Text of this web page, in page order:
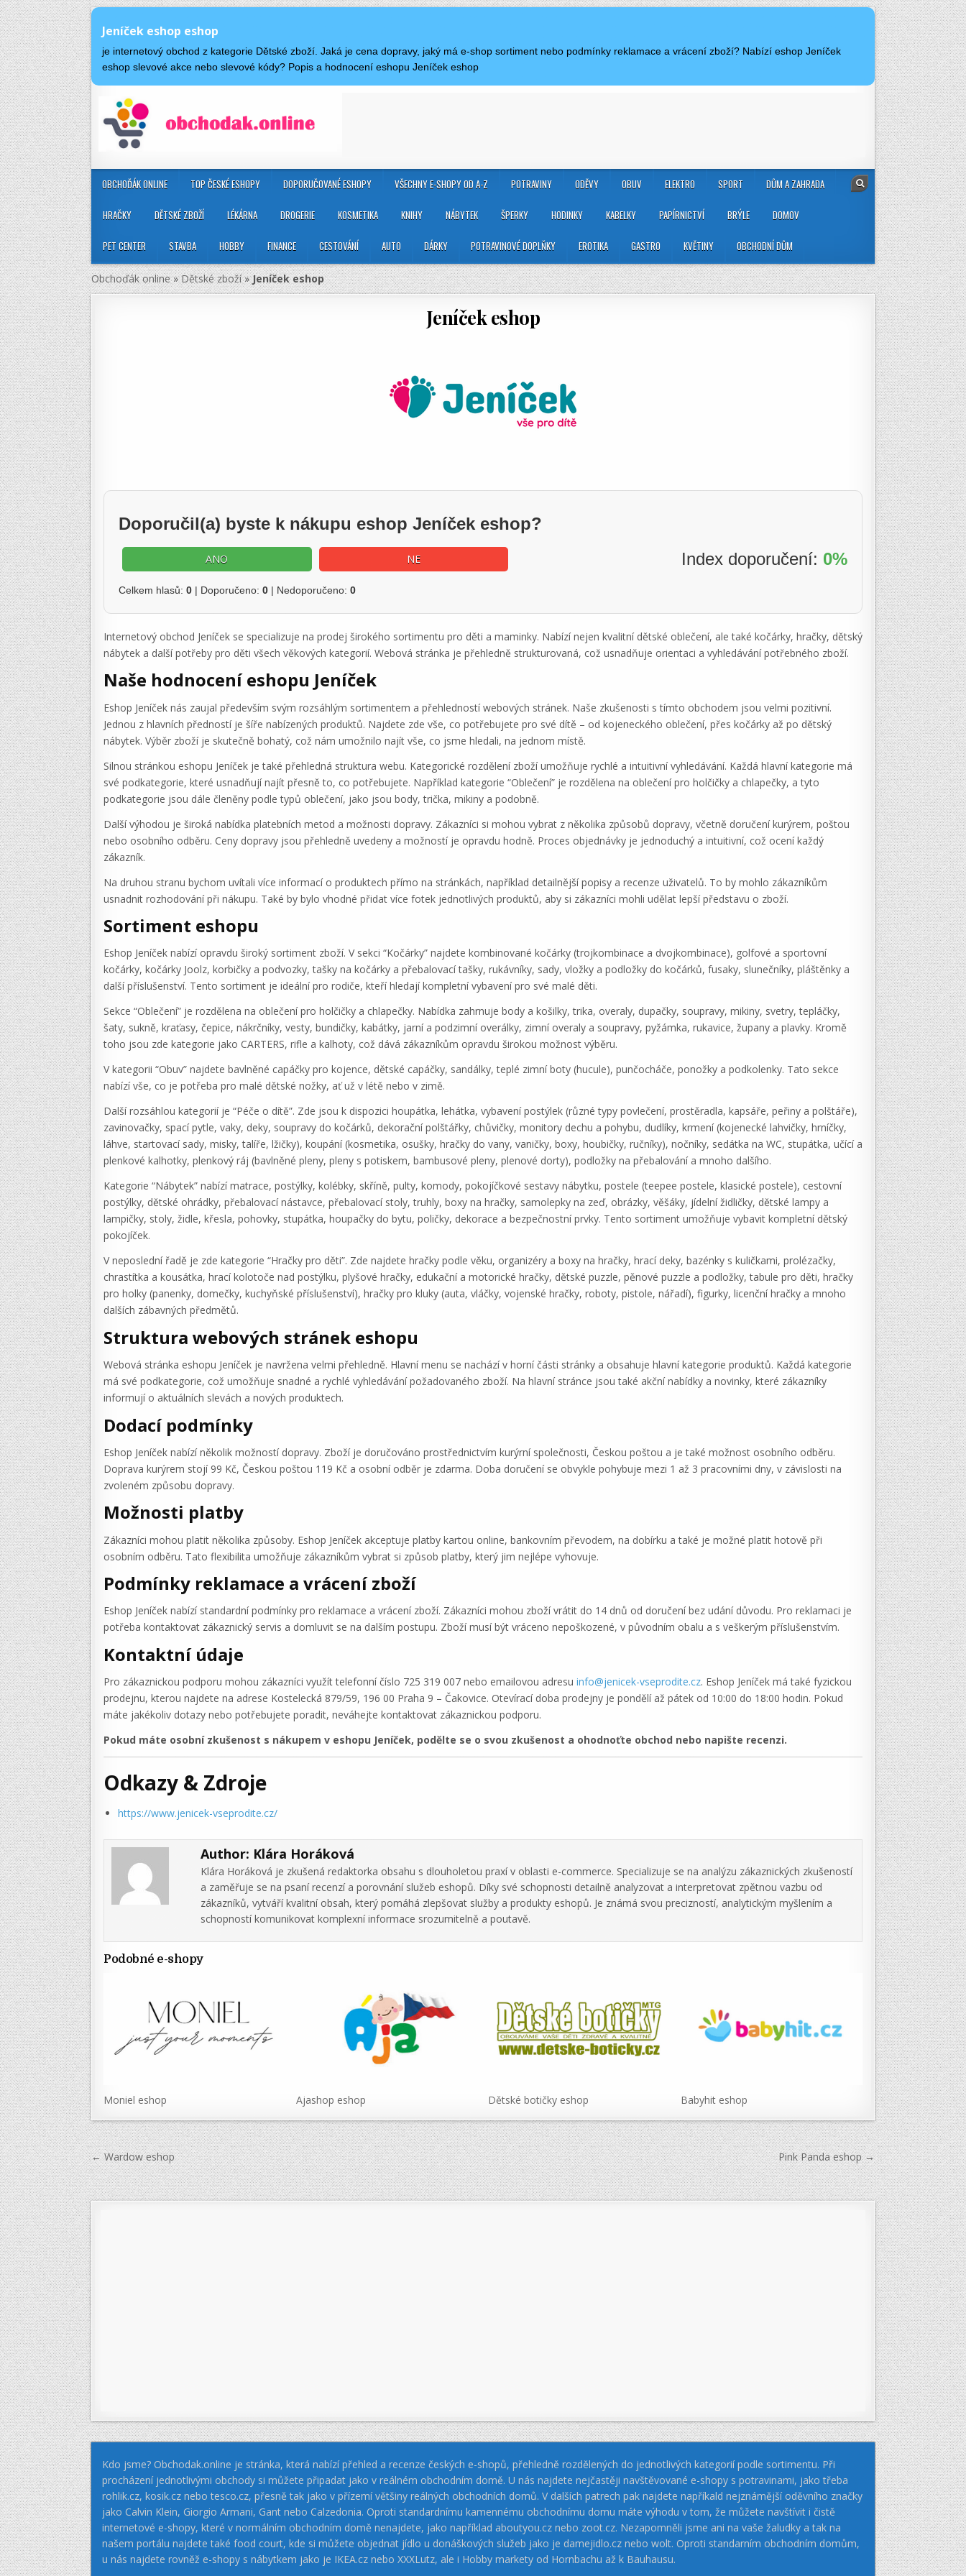
Jeníček eshop eshop
je internetový obchod z kategorie Dětské zboží. Jaká je cena dopravy, jaký má e-shop sortiment nebo podmínky reklamace a vrácení zboží? Nabízí eshop Jeníček
eshop slevové akce nebo slevové kódy? Popis a hodnocení eshopu Jeníček eshop
OBCHOĎÁK ONLINE TOP ČESKÉ ESHOPY DOPORUČOVANÉ ESHOPY VŠECHNY E-SHOPY OD A-Z POTRAVINY ODĚVY OBUV ELEKTRO SPORT DŮM A ZAHRADA
HRAČKY DĚTSKÉ ZBOŽÍ LÉKÁRNA DROGERIE KOSMETIKA KNIHY NÁBYTEK ŠPERKY HODINKY KABELKY PAPÍRNICTVÍ BRÝLE DOMOV
PET CENTER STAVBA HOBBY FINANCE CESTOVÁNÍ AUTO DÁRKY POTRAVINOVÉ DOPLŇKY EROTIKA GASTRO KVĚTINY OBCHODNÍ DŮM
Obchoďák online»Dětské zboží»Jeníček eshop
Jeníček eshop
Doporučil(a) byste k nákupu eshop Jeníček eshop?
ANO NE Index doporučení: 0%
Celkem hlasů: 0 | Doporučeno: 0 | Nedoporučeno: 0
Internetový obchod Jeníček se specializuje na prodej širokého sortimentu pro děti a maminky. Nabízí nejen kvalitní dětské oblečení, ale také kočárky, hračky, dětský
nábytek a další potřeby pro děti všech věkových kategorií. Webová stránka je přehledně strukturovaná, což usnadňuje orientaci a vyhledávání potřebného zboží.
Naše hodnocení eshopu Jeníček
Eshop Jeníček nás zaujal především svým rozsáhlým sortimentem a přehledností webových stránek. Naše zkušenosti s tímto obchodem jsou velmi pozitivní.
Jednou z hlavních předností je šíře nabízených produktů. Najdete zde vše, co potřebujete pro své dítě – od kojeneckého oblečení, přes kočárky až po dětský
nábytek. Výběr zboží je skutečně bohatý, což nám umožnilo najít vše, co jsme hledali, na jednom místě.
Silnou stránkou eshopu Jeníček je také přehledná struktura webu. Kategorické rozdělení zboží umožňuje rychlé a intuitivní vyhledávání. Každá hlavní kategorie má
své podkategorie, které usnadňují najít přesně to, co potřebujete. Například kategorie “Oblečení” je rozdělena na oblečení pro holčičky a chlapečky, a tyto
podkategorie jsou dále členěny podle typů oblečení, jako jsou body, trička, mikiny a podobně.
Další výhodou je široká nabídka platebních metod a možnosti dopravy. Zákazníci si mohou vybrat z několika způsobů dopravy, včetně doručení kurýrem, poštou
nebo osobního odběru. Ceny dopravy jsou přehledně uvedeny a možností je opravdu hodně. Proces objednávky je jednoduchý a intuitivní, což ocení každý
zákazník.
Na druhou stranu bychom uvítali více informací o produktech přímo na stránkách, například detailnější popisy a recenze uživatelů. To by mohlo zákazníkům
usnadnit rozhodování při nákupu. Také by bylo vhodné přidat více fotek jednotlivých produktů, aby si zákazníci mohli udělat lepší představu o zboží.
Sortiment eshopu
Eshop Jeníček nabízí opravdu široký sortiment zboží. V sekci “Kočárky” najdete kombinované kočárky (trojkombinace a dvojkombinace), golfové a sportovní
kočárky, kočárky Joolz, korbičky a podvozky, tašky na kočárky a přebalovací tašky, rukávníky, sady, vložky a podložky do kočárků, fusaky, slunečníky, pláštěnky a
další příslušenství. Tento sortiment je ideální pro rodiče, kteří hledají kompletní vybavení pro své malé děti.
Sekce “Oblečení” je rozdělena na oblečení pro holčičky a chlapečky. Nabídka zahrnuje body a košilky, trika, overaly, dupačky, soupravy, mikiny, svetry, tepláčky,
šaty, sukně, kraťasy, čepice, nákrčníky, vesty, bundičky, kabátky, jarní a podzimní overálky, zimní overaly a soupravy, pyžámka, rukavice, župany a plavky. Kromě
toho jsou zde kategorie jako CARTERS, rifle a kalhoty, což dává zákazníkům opravdu širokou možnost výběru.
V kategorii “Obuv” najdete bavlněné capáčky pro kojence, dětské capáčky, sandálky, teplé zimní boty (hucule), punčocháče, ponožky a podkolenky. Tato sekce
nabízí vše, co je potřeba pro malé dětské nožky, ať už v létě nebo v zimě.
Další rozsáhlou kategorií je “Péče o dítě”. Zde jsou k dispozici houpátka, lehátka, vybavení postýlek (různé typy povlečení, prostěradla, kapsáře, peřiny a polštáře),
zavinovačky, spací pytle, vaky, deky, soupravy do kočárků, dekorační polštářky, chůvičky, monitory dechu a pohybu, dudlíky, krmení (kojenecké lahvičky, hrníčky,
láhve, startovací sady, misky, talíře, lžičky), koupání (kosmetika, osušky, hračky do vany, vaničky, boxy, houbičky, ručníky), nočníky, sedátka na WC, stupátka, učící a
plenkové kalhotky, plenkový ráj (bavlněné pleny, pleny s potiskem, bambusové pleny, plenové dorty), podložky na přebalování a mnoho dalšího.
Kategorie “Nábytek” nabízí matrace, postýlky, kolébky, skříně, pulty, komody, pokojíčkové sestavy nábytku, postele (teepee postele, klasické postele), cestovní
postýlky, dětské ohrádky, přebalovací nástavce, přebalovací stoly, truhly, boxy na hračky, samolepky na zeď, obrázky, věšáky, jídelní židličky, dětské lampy a
lampičky, stoly, židle, křesla, pohovky, stupátka, houpačky do bytu, poličky, dekorace a bezpečnostní prvky. Tento sortiment umožňuje vybavit kompletní dětský
pokojíček.
V neposlední řadě je zde kategorie “Hračky pro děti”. Zde najdete hračky podle věku, organizéry a boxy na hračky, hrací deky, bazénky s kuličkami, prolézačky,
chrastítka a kousátka, hrací kolotoče nad postýlku, plyšové hračky, edukační a motorické hračky, dětské puzzle, pěnové puzzle a podložky, tabule pro děti, hračky
pro holky (panenky, domečky, kuchyňské příslušenství), hračky pro kluky (auta, vláčky, vojenské hračky, roboty, pistole, nářadí), figurky, licenční hračky a mnoho
dalších zábavných předmětů.
Struktura webových stránek eshopu
Webová stránka eshopu Jeníček je navržena velmi přehledně. Hlavní menu se nachází v horní části stránky a obsahuje hlavní kategorie produktů. Každá kategorie
má své podkategorie, což umožňuje snadné a rychlé vyhledávání požadovaného zboží. Na hlavní stránce jsou také akční nabídky a novinky, které zákazníky
informují o aktuálních slevách a nových produktech.
Dodací podmínky
Eshop Jeníček nabízí několik možností dopravy. Zboží je doručováno prostřednictvím kurýrní společnosti, Českou poštou a je také možnost osobního odběru.
Doprava kurýrem stojí 99 Kč, Českou poštou 119 Kč a osobní odběr je zdarma. Doba doručení se obvykle pohybuje mezi 1 až 3 pracovními dny, v závislosti na
zvoleném způsobu dopravy.
Možnosti platby
Zákazníci mohou platit několika způsoby. Eshop Jeníček akceptuje platby kartou online, bankovním převodem, na dobírku a také je možné platit hotově při
osobním odběru. Tato flexibilita umožňuje zákazníkům vybrat si způsob platby, který jim nejlépe vyhovuje.
Podmínky reklamace a vrácení zboží
Eshop Jeníček nabízí standardní podmínky pro reklamace a vrácení zboží. Zákazníci mohou zboží vrátit do 14 dnů od doručení bez udání důvodu. Pro reklamaci je
potřeba kontaktovat zákaznický servis a domluvit se na dalším postupu. Zboží musí být vráceno nepoškozené, v původním obalu a s veškerým příslušenstvím.
Kontaktní údaje
Pro zákaznickou podporu mohou zákazníci využít telefonní číslo 725 319 007 nebo emailovou adresu info@jenicek-vseprodite.cz. Eshop Jeníček má také fyzickou
prodejnu, kterou najdete na adrese Kostelecká 879/59, 196 00 Praha 9 – Čakovice. Otevírací doba prodejny je pondělí až pátek od 10:00 do 18:00 hodin. Pokud
máte jakékoliv dotazy nebo potřebujete poradit, neváhejte kontaktovat zákaznickou podporu.
Pokud máte osobní zkušenost s nákupem v eshopu Jeníček, podělte se o svou zkušenost a ohodnoťte obchod nebo napište recenzi.
Odkazy & Zdroje
https://www.jenicek-vseprodite.cz/
Author: Klára Horáková
Klára Horáková je zkušená redaktorka obsahu s dlouholetou praxí v oblasti e-commerce. Specializuje se na analýzu zákaznických zkušeností
a zaměřuje se na psaní recenzí a porovnání služeb eshopů. Díky své schopnosti detailně analyzovat a interpretovat zpětnou vazbu od
zákazníků, vytváří kvalitní obsah, který pomáhá zlepšovat služby a produkty eshopů. Je známá svou precizností, analytickým myšlením a
schopností komunikovat komplexní informace srozumitelně a poutavě.
Podobné e-shopy
Moniel eshop Ajashop eshop Dětské botičky eshop Babyhit eshop
Navigace
pro
příspěvek
← Wardow eshop Pink Panda eshop →
Kdo jsme? Obchodak.online je stránka, která nabízí přehled a recenze českých e-shopů, přehledně rozdělených do jednotlivých kategorií podle sortimentu. Při
procházení jednotlivými obchody si můžete připadat jako v reálném obchodním domě. U nás najdete nejčastěji navštěvované e-shopy s potravinami, jako třeba
rohlik.cz, kosik.cz nebo tesco.cz, přesně tak jako v přízemí většiny reálných obchodních domů. V dalších patrech pak najdete napříkald nejznámější oděvního značky
jako Calvin Klein, Giorgio Armani, Gant nebo Calzedonia. Oproti standardnímu kamennému obchodnímu domu máte výhodu v tom, že můžete navštívit i čistě
internetové e-shopy, které v normálním obchodním domě nenajdete, jako například aboutyou.cz nebo zoot.cz. Nezapomněli jsme ani na vaše žaludky a tak na
našem portálu najdete také food court, kde si můžete objednat jídlo u donáškových služeb jako je damejidlo.cz nebo wolt. Oproti standarním obchodním domům,
u nás najdete rovněž e-shopy s nábytkem jako je IKEA.cz nebo XXXLutz, ale i Hobby markety od Hornbachu až k Bauhausu.